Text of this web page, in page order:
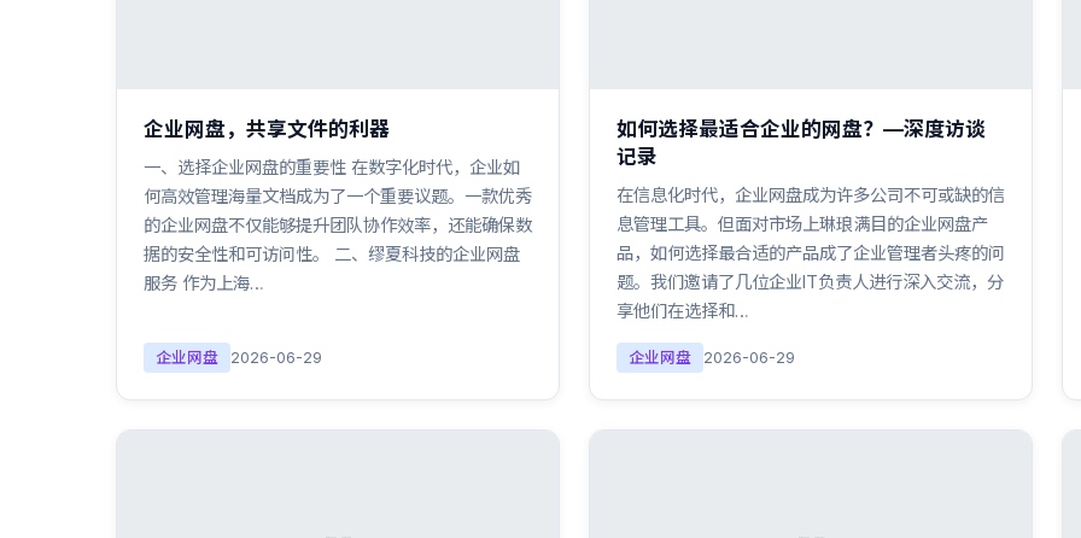
企业网盘，共享文件的利器
一、选择企业网盘的重要性 在数字化时代，企业如
何高效管理海量文档成为了一个重要议题。一款优秀
的企业网盘不仅能够提升团队协作效率，还能确保数
据的安全性和可访问性。 二、缪夏科技的企业网盘
服务 作为上海…
企业网盘 2026-06-29
如何选择最适合企业的网盘？—深度访谈
记录
在信息化时代，企业网盘成为许多公司不可或缺的信
息管理工具。但面对市场上琳琅满目的企业网盘产
品，如何选择最合适的产品成了企业管理者头疼的问
题。我们邀请了几位企业IT负责人进行深入交流，分
享他们在选择和…
企业网盘 2026-06-29